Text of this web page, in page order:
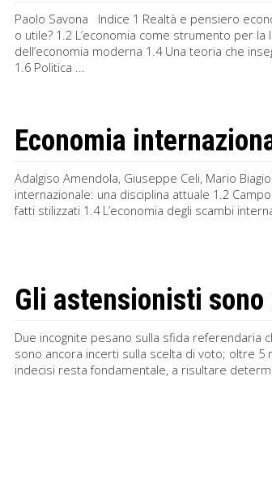
Paolo Savona Indice 1 Realtà e pensiero
o utile? 1.2 L’economia come strumento per
dell’economia moderna 1.4 Una teoria che
1.6 Politica ...
Economia
Adalgiso Amendola, Giuseppe Celi, Mario
internazionale: una disciplina attuale 1.2
fatti stilizzati 1.4 L’economia degli scambi
Gli astensionisti
Due incognite pesano sulla sfida referendaria
sono ancora incerti sulla scelta di voto; oltre
indecisi resta fondamentale, a risultare